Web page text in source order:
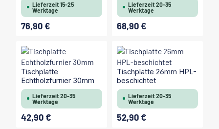
Lieferzeit 15-25
Werktage
Regulärer Preis:
76,90 €
Lieferzeit 20-35
Werktage
Regulärer Preis:
68,90 €
Tischplatte
Echtholzfurnier 30mm
Lieferzeit 20-35
Werktage
Regulärer Preis:
42,90 €
Tischplatte 26mm HPL-
beschichtet
Lieferzeit 20-35
Werktage
Regulärer Preis:
52,90 €